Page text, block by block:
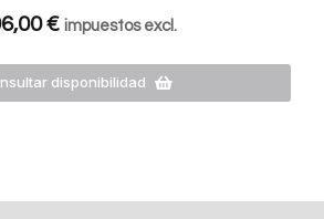
€ impuestos excl.
disponibilidad